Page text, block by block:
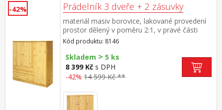
-42% Prádelník 3 dveře + 2 zásuvky
materiál masiv borovice, lakované provedení
prostor dělený v poměru 2:1, v pravé části
větší dvířka, 2 police v levé části 2 menší
dvířka, 1 police, 2 zásuvky s kovovými pojezdy
Kód produktu: 8146
Skladem > 5 ks
8 399 Kč s DPH
-42% 14 599 Kč **